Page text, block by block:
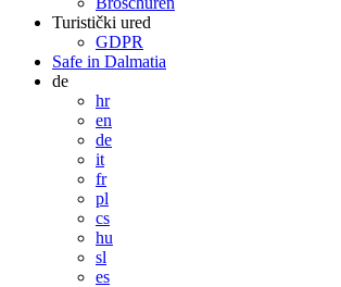
Turistički ured
GDPR
Safe in Dalmatia
de
hr
en
de
it
fr
pl
cs
hu
sl
es